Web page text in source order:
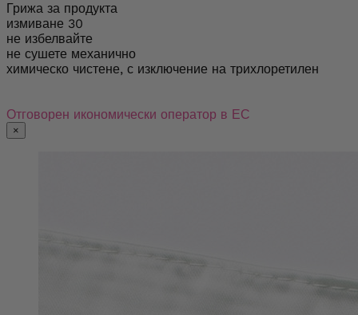
Грижа за продукта
измиване 30
не избелвайте
не сушете механично
химическо чистене, с изключение на трихлоретилен
Отговорен икономически оператор в ЕС
×